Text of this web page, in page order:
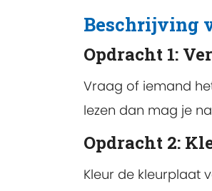
Beschrijving
Opdracht 1:
Vraag of iemand
lezen dan mag je
Opdracht 2:
Kleur de kleurplaat